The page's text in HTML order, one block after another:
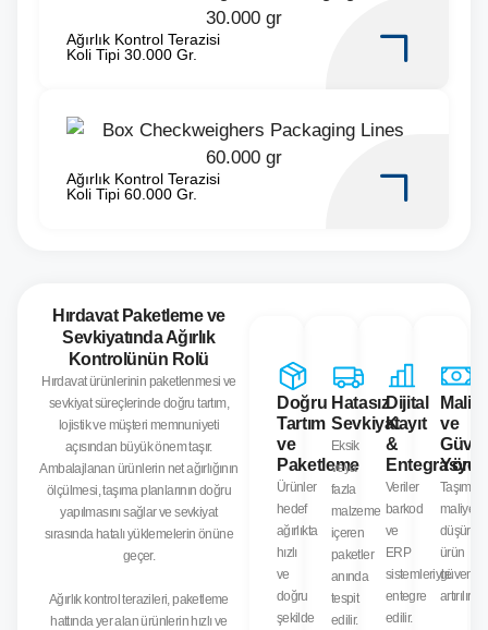
Ağırlık Kontrol Terazisi
Koli Tipi 30.000 Gr.
Ağırlık Kontrol Terazisi
Koli Tipi 60.000 Gr.
Hırdavat Paketleme ve
Sevkiyatında Ağırlık
Kontrolünün Rolü
Hırdavat ürünlerinin paketlenmesi ve
sevkiyat süreçlerinde doğru tartım,
lojistik ve müşteri memnuniyeti
açısından büyük önem taşır.
Ambalajlanan ürünlerin net ağırlığının
ölçülmesi, taşıma planlarının doğru
yapılmasını sağlar ve sevkiyat
sırasında hatalı yüklemelerin önüne
geçer.
Ağırlık kontrol terazileri, paketleme
hattında yer alan ürünlerin hızlı ve
Doğru
Tartım
ve
Paketleme
Ürünler
hedef
ağırlıkta
hızlı
ve
doğru
şekilde
Hatasız
Sevkiyat
Eksik
veya
fazla
malzeme
içeren
paketler
anında
tespit
edilir.
Dijital
Kayıt
&
Entegrasyon
Veriler
barkod
ve
ERP
sistemleriyle
entegre
edilir.
ve
Taşıma
ürün
güvenliği
artırılır.